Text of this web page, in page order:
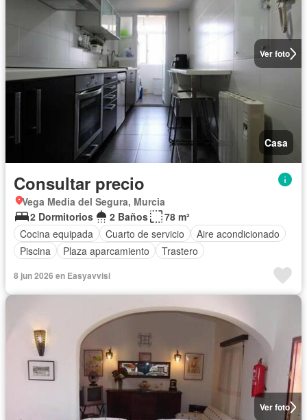
Ver foto
Casa
Consultar precio
Vega Media del Segura, Murcia
2 Dormitorios
2 Baños
78 m²
Cocina equipada
Cuarto de servicio
Aire acondicionado
Piscina
Plaza aparcamiento Trastero
8 jun 2026 en Easyavvisi
Ver foto